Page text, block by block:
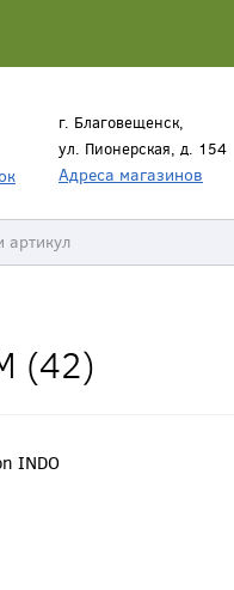
г. Благовещенск,
ул. Пионерская, д. 154
Адреса магазинов
(42)
INDO